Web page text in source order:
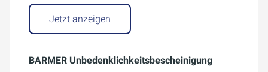
Jetzt anzeigen
BARMER Unbedenklichkeitsbescheinigung